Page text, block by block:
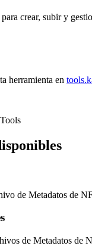
para crear, subir y
herramienta en
de Metadatos de
de Metadatos de